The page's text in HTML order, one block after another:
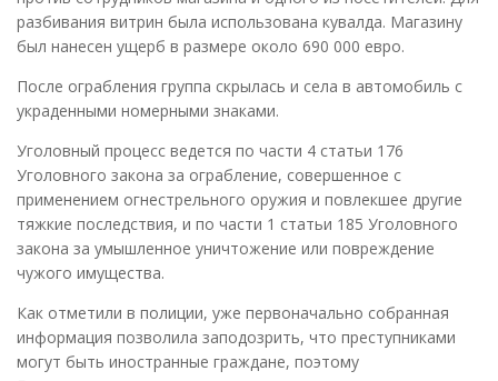
разбивания витрин была использована кувалда. Магазину
был нанесен ущерб в размере около 690 000 евро.
После ограбления группа скрылась и села в автомобиль с
украденными номерными знаками.
Уголовный процесс ведется по части 4 статьи 176
Уголовного закона за ограбление, совершенное с
применением огнестрельного оружия и повлекшее другие
тяжкие последствия, и по части 1 статьи 185 Уголовного
закона за умышленное уничтожение или повреждение
чужого имущества.
Как отметили в полиции, уже первоначально собранная
информация позволила заподозрить, что преступниками
могут быть иностранные граждане, поэтому